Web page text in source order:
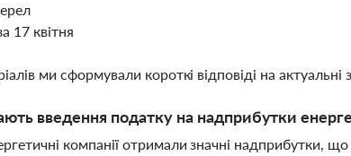
17 квітня
ми сформували короткі відповіді на актуальні
введення податку на надприбутки
компанії отримали значні надприбутки,